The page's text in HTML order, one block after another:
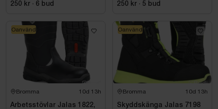
250 kr · 6 bud 250 kr · 5 bud
Bromma 10d 13h
Arbetsstövlar Jalas 1822,
Oanvänd
Bromma 10d 13h
Skyddskänga Jalas 7198
Oanvänd